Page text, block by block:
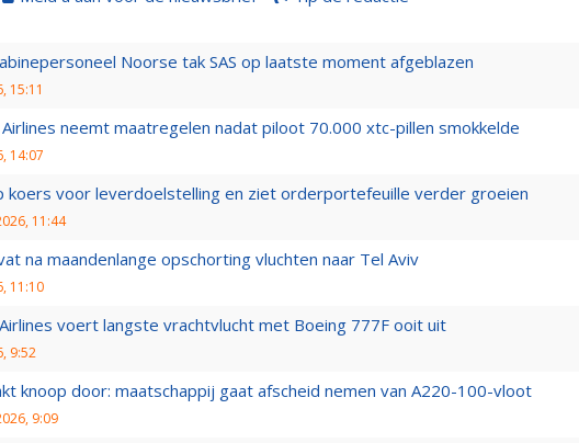
Noorse tak SAS op laatste moment afgeblazen
15:11
Airlines neemt maatregelen nadat piloot 70.000 xtc-pillen smokkelde
14:07
koers voor leverdoelstelling en ziet orderportefeuille verder groeien
11:44
na maandenlange opschorting vluchten naar Tel Aviv
11:10
voert langste vrachtvlucht met Boeing 777F ooit uit
9:52
knoop door: maatschappij gaat afscheid nemen van A220-100-vloot
9:09